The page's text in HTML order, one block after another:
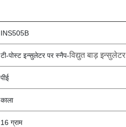
INS505B
टी-पोस्ट इन्सुलेटर पर स्नैप-विद्युत बाड़ इन्सुलेटर
पीई
काला
16 ग्राम